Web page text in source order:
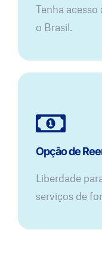
Tenha
o Brasil.
Opção de
Liberdade
serviços de